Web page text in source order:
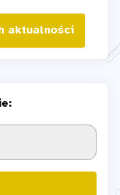
aktualności